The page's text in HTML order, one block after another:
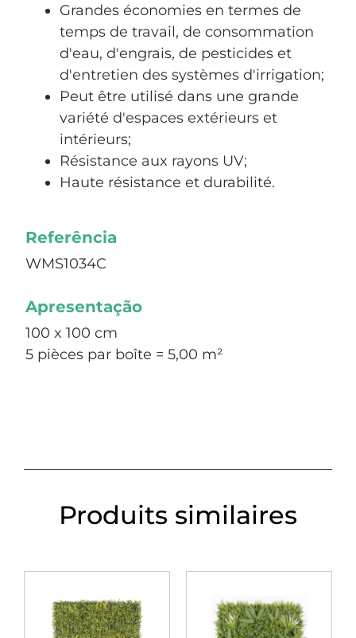
Grandes économies en termes de
temps de travail, de consommation
d'eau, d'engrais, de pesticides et
d'entretien des systèmes d'irrigation;
Peut être utilisé dans une grande
variété d'espaces extérieurs et
intérieurs;
Résistance aux rayons UV;
Haute résistance et durabilité.
Referência
WMS1034C
Apresentação
100 x 100 cm
5 pièces par boîte = 5,00 m²
Produits similaires